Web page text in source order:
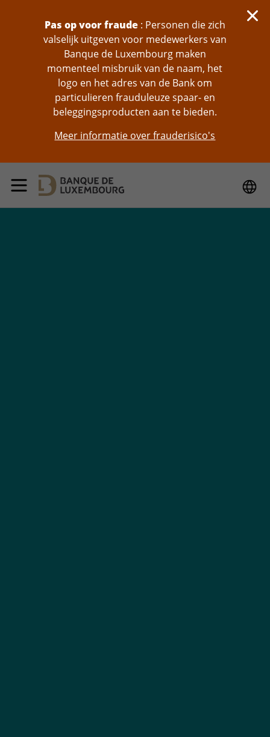
Pas op voor fraude: Personen die zich
valselijk uitgeven voor medewerkers van
Banque de Luxembourg maken
momenteel misbruik van de naam, het
logo en het adres van de Bank om
particulieren frauduleuze spaar- en
beleggingsproducten aan te bieden.
Meer informatie over frauderisico's